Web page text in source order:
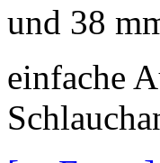
und 38
einfache